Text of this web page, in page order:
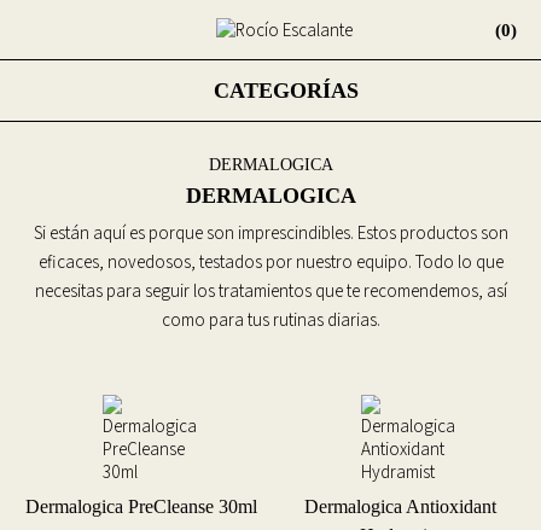
(0)
DERMALOGICA
DERMALOGICA
Si están aquí es porque son imprescindibles. Estos productos son
eficaces, novedosos, testados por nuestro equipo. Todo lo que
necesitas para seguir los tratamientos que te recomendemos, así
como para tus rutinas diarias.
CATEGORÍAS
Dermalogica PreCleanse 30ml
Dermalogica Antioxidant